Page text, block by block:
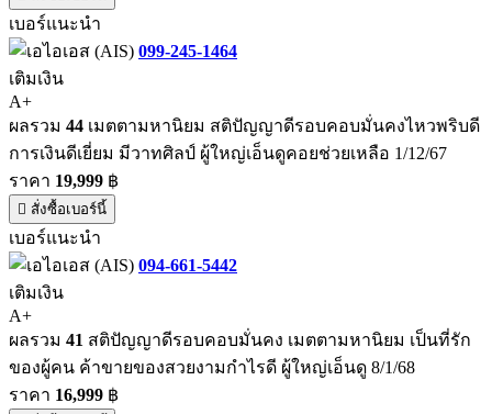
เบอร์แนะนำ
099-245-1464
เติมเงิน
A+
ผลรวม 44 เมตตามหานิยม สติปัญญาดีรอบคอบมั่นคงไหวพริบดี
การเงินดีเยี่ยม มีวาทศิลป์ ผู้ใหญ่เอ็นดูคอยช่วยเหลือ 1/12/67
ราคา 19,999 ฿
สั่งซื้อเบอร์นี้
เบอร์แนะนำ
094-661-5442
เติมเงิน
A+
ผลรวม 41 สติปัญญาดีรอบคอบมั่นคง เมตตามหานิยม เป็นที่รัก
ของผู้คน ค้าขายของสวยงามกำไรดี ผู้ใหญ่เอ็นดู 8/1/68
ราคา 16,999 ฿